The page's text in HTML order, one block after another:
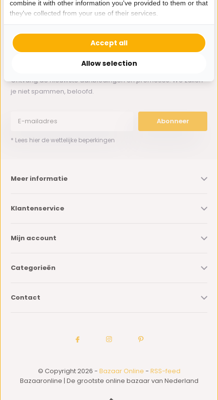
0162-231130
klantenservice@bazaaronline.nl
Ontvang de nieuwste aanbiedingen en promoties. We zullen
je niet spammen, beloofd.
Abonneer
* Lees hier de wettelijke beperkingen
Meer informatie
Klantenservice
Mijn account
Categorieën
Contact
© Copyright 2026 - Bazaar Online - RSS-feed
Bazaaronline | De grootste online bazaar van Nederland
combine it with other information you've provided to them or that
they've collected from your use of their services.
Allow selection
Accept all